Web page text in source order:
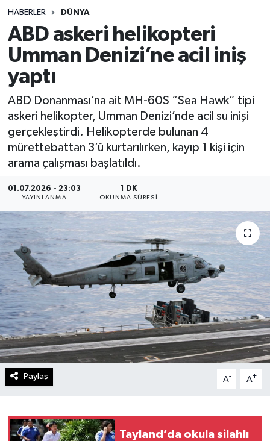
HABERLER DÜNYA
ABD askeri helikopteri
Umman Denizi’ne acil iniş
yaptı
ABD Donanması’na ait MH-60S “Sea Hawk” tipi
askeri helikopter, Umman Denizi’nde acil su inişi
gerçekleştirdi. Helikopterde bulunan 4
mürettebattan 3’ü kurtarılırken, kayıp 1 kişi için
arama çalışması başlatıldı.
01.07.2026 - 23:03
YAYINLANMA
1 DK
OKUNMA SÜRESI
Paylaş A- A+
Tayland’da okula silahlı
Spor
Teknoloji
Yaşam